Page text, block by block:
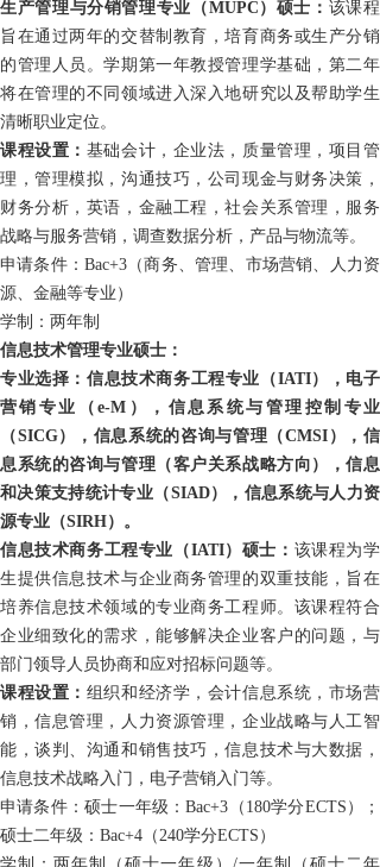
生产管理与分销管理专业 （MUPC） 硕士： 该课程
旨在通过两年的交替制教育，培育商务或生产分销
的管理人员。学期第一年教授管理学基础，第二年
将在管理的不同领域进入深入地研究以及帮助学生
清晰职业定位。
课程设置： 基础会计，企业法，质量管理，项目管
理，管理模拟，沟通技巧，公司现金与财务决策，
财务分析，英语，金融工程，社会关系管理，服务
战略与服务营销，调查数据分析，产品与物流等。
申请条件： Bac+3 （商务、管理、市场营销、人力资
源、金融等专业）
学制：两年制
信息技术管理专业硕士：
专业选择：信息技术商务工程专业 （IATI）
，电子
营销专业（e-M ），信息系统与管理控制专业
（SICG），信息系统的咨询与管理（CMSI ），信
息系统的咨询与管理（客户关系战略方向），信息
和决策支持统计专业（SIAD），信息系统与人力资
源专业（SIRH）。
信息技术商务工程专业（IATI）硕士： 该课程为学
生提供信息技术与企业商务管理的双重技能，旨在
培养信息技术领域的专业商务工程师。该课程符合
企业细致化的需求，能够解决企业客户的问题，与
部门领导人员协商和应对招标问题等。
课程设置： 组织和经济学，会计信息系统，市场营
销，信息管理，人力资源管理，企业战略与人工智
能，谈判、沟通和销售技巧，信息技术与大数据，
信息技术战略入门，电子营销入门等。
申请条件：硕士一年级：Bac+3（ 180学分ECTS ）；
硕士二年级： Bac+4（240学分ECTS ）